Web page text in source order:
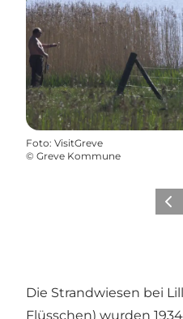
Foto: VisitGreve
© Greve Kommune
Die Strandwiesen bei
Flüsschen) wurden